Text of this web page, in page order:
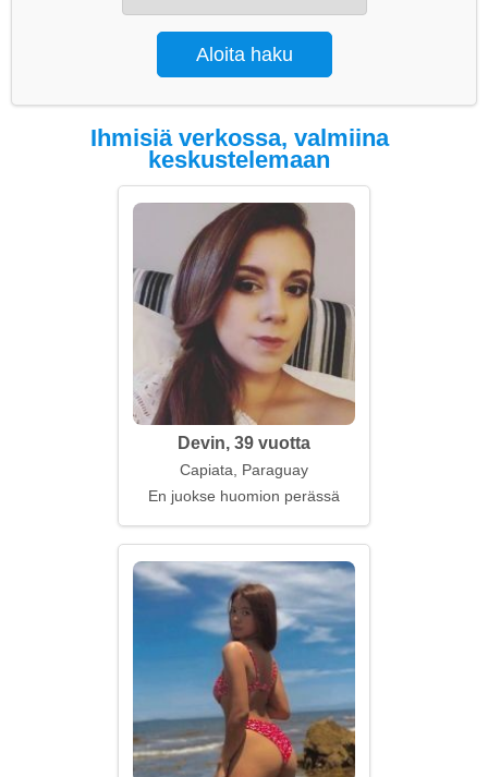
Ihmisiä verkossa, valmiina
keskustelemaan
Devin, 39 vuotta
Capiata, Paraguay
En juokse huomion perässä